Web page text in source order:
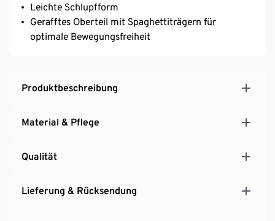
Leichte Schlupfform
Gerafftes Oberteil mit Spaghettiträgern für
optimale Bewegungsfreiheit
Produktbeschreibung
Material & Pflege
Qualität
Lieferung & Rücksendung